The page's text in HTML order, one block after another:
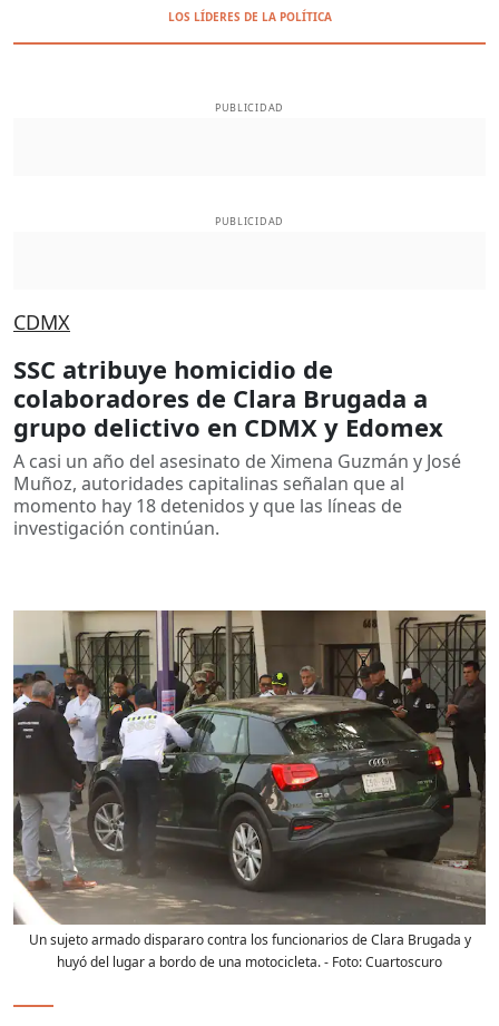
LOS LÍDERES DE LA POLÍTICA
PUBLICIDAD
PUBLICIDAD
CDMX
SSC atribuye homicidio de
colaboradores de Clara Brugada a
grupo delictivo en CDMX y Edomex
A casi un año del asesinato de Ximena Guzmán y José
Muñoz, autoridades capitalinas señalan que al
momento hay 18 detenidos y que las líneas de
investigación continúan.
Un sujeto armado dispararo contra los funcionarios de Clara Brugada y
huyó del lugar a bordo de una motocicleta.- Foto:Cuartoscuro